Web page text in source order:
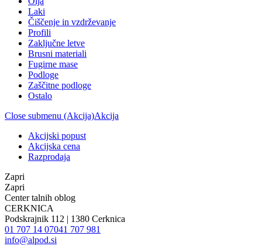
Laki
Čiščenje in vzdrževanje
Profili
Zaključne letve
Brusni materiali
Fugirne mase
Podloge
Zaščitne podloge
Ostalo
Close submenu (Akcija)Akcija
Akcijski popust
Akcijska cena
Razprodaja
Zapri
Zapri
Center talnih oblog
CERKNICA
Podskrajnik 112 | 1380 Cerknica
01 707 14 07041 707 981
info@alpod.si